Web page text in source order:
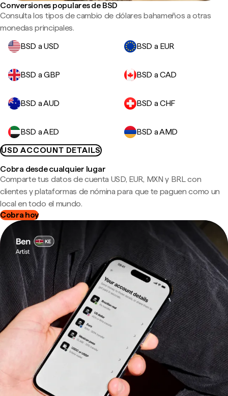
Conversiones populares de BSD
Consulta los tipos de cambio de dólares bahameños a otras
monedas principales.
BSD a USD
BSD a EUR
BSD a GBP BSD a CAD
BSD a AUD BSD a CHF
BSD a AED
BSD a AMD
USD ACCOUNT DETAILS
Cobra desde cualquier lugar
Comparte tus datos de cuenta USD, EUR, MXN y BRL con
clientes y plataformas de nómina para que te paguen como un
local en todo el mundo.
Cobra hoy